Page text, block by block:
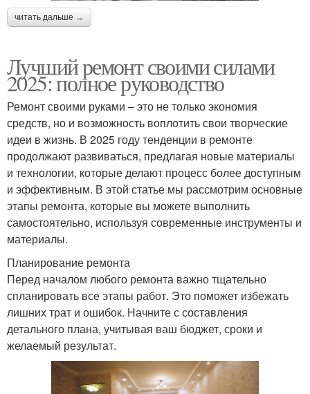
читать дальше →
Лучший ремонт своими силами
2025: полное руководство
Ремонт своими руками – это не только экономия
средств, но и возможность воплотить свои творческие
идеи в жизнь. В 2025 году тенденции в ремонте
продолжают развиваться, предлагая новые материалы
и технологии, которые делают процесс более доступным
и эффективным. В этой статье мы рассмотрим основные
этапы ремонта, которые вы можете выполнить
самостоятельно, используя современные инструменты и
материалы.
Планирование ремонта
Перед началом любого ремонта важно тщательно
спланировать все этапы работ. Это поможет избежать
лишних трат и ошибок. Начните с составления
детального плана, учитывая ваш бюджет, сроки и
желаемый результат.